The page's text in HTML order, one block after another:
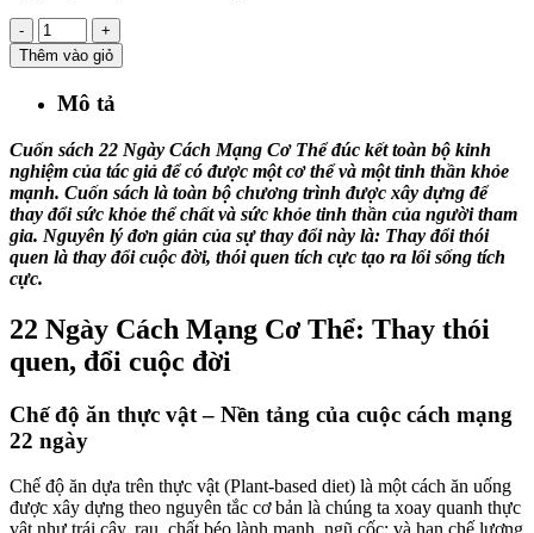
-
+
Thêm vào giỏ
Mô tả
Cuốn sách 22 Ngày Cách Mạng Cơ Thể đúc kết toàn bộ kinh
nghiệm của tác giả để có được một cơ thể và một tinh thần khỏe
mạnh. Cuốn sách là toàn bộ chương trình được xây dựng để
thay đổi sức khỏe thể chất và sức khỏe tinh thần của người tham
gia. Nguyên lý đơn giản của sự thay đổi này là: Thay đổi thói
quen là thay đổi cuộc đời, thói quen tích cực tạo ra lối sống tích
cực.
22 Ngày Cách Mạng Cơ Thể: Thay thói
quen, đổi cuộc đời
Chế độ ăn thực vật – Nền tảng của cuộc cách mạng
22 ngày
Chế độ ăn dựa trên thực vật (Plant-based diet) là một cách ăn uống
được xây dựng theo nguyên tắc cơ bản là chúng ta xoay quanh thực